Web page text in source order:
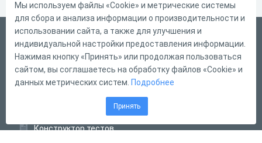
Русский
Справка
Форма обратной связи
Конструктор тестов
Мы используем файлы «Cookie» и метрические системы
для сбора и анализа информации о производительности и
использовании сайта, а также для улучшения и
индивидуальной настройки предоставления информации.
Нажимая кнопку «Принять» или продолжая пользоваться
сайтом, вы соглашаетесь на обработку файлов «Cookie» и
данных метрических систем. Подробнее
Принять